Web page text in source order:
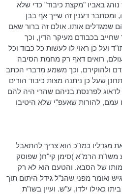
באביו "מקצת כיבוד" כדי שלא
ומסתברדענין זה שייך אף בבן
שמגדלים אותו. אולם זה ברור שאם
בכבודם מעיקר הדין, וכך
ועל כן ראוי לו לעשות כל כבוד וכל
רואיםדאף רק מחמת הסיבה
ולהוקירם, וכך משמע מדברי הכתב
שעל כן ניתנה מצות כיבוד הורים
לפרנסת בניהם שהרי היה להם
עמם, להורות שאעפ"י שלא היטיבו
מגדליו כמו"כ הוא צריך להתאבל
משו"ת הרמ"א )סימן קי"ח( שפוסק
מותו של הסבא. והטעם הוא לא רק
ואומר מפני שהנ"ל גידל היתום תוך
כאילו ילדו, ע"ש. ועיין בשו"ת